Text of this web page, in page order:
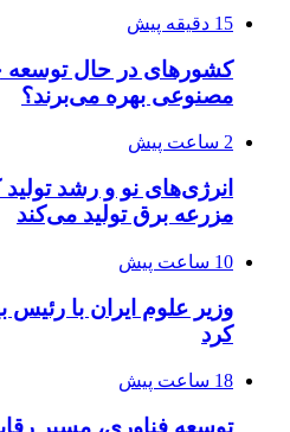
15 دقیقه پیش
کشورهای در حال توسعه
مصنوعی بهره می‌برند؟
2 ساعت پیش
انرژی‌های نو و رشد
مزرعه‌ برق تولید می‌کند
10 ساعت پیش
وزیر علوم ایران با رئیس
کرد
18 ساعت پیش
توسعه فناوری، مسیر